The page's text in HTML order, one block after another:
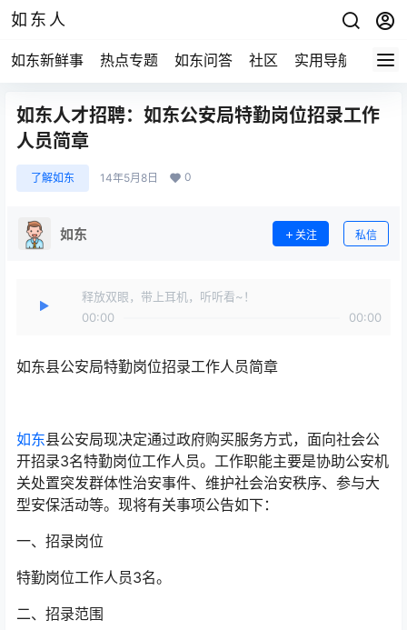
如东人
如东新鲜事 热点专题 如东问答 社区 实用导航 如东
如东人才招聘：如东公安局特勤岗位招录工作
人员简章
了解如东 14年5月8日 0
如东 关注 私信
释放双眼，带上耳机，听听看~！
00:00
00:00
如东县公安局特勤岗位招录工作人员简章
如东县公安局现决定通过政府购买服务方式，面向社会公
开招录3名特勤岗位工作人员。工作职能主要是协助公安机
关处置突发群体性治安事件、维护社会治安秩序、参与大
型安保活动等。现将有关事项公告如下：
一、招录岗位
特勤岗位工作人员3名。
二、招录范围